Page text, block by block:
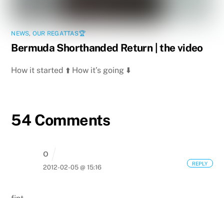
NEWS, OUR REGATTAS🏆
Bermuda Shorthanded Return | the video
How it started ⬆️ How it’s going ⬇️
54 Comments
o
2012-02-05 @ 15:16
REPLY